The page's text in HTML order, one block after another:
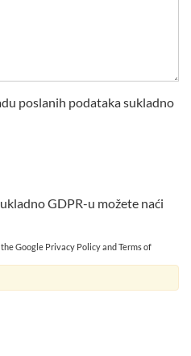
poslanih podataka sukladno
GDPR-u možete naći
Google Privacy PolicyandTerms of